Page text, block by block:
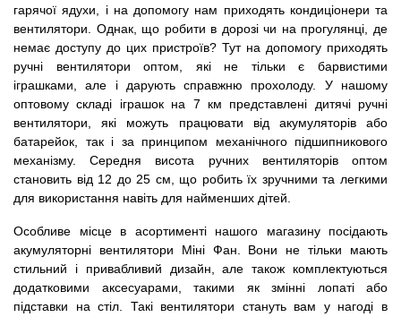
гарячої ядухи, і на допомогу нам приходять кондиціонери та
вентилятори. Однак, що робити в дорозі чи на прогулянці, де
немає доступу до цих пристроїв? Тут на допомогу приходять
ручні вентилятори оптом, які не тільки є барвистими
іграшками, але і дарують справжню прохолоду. У нашому
оптовому складі іграшок на 7 км представлені дитячі ручні
вентилятори, які можуть працювати від акумуляторів або
батарейок, так і за принципом механічного підшипникового
механізму. Середня висота ручних вентиляторів оптом
становить від 12 до 25 см, що робить їх зручними та легкими
для використання навіть для найменших дітей.
Особливе місце в асортименті нашого магазину посідають
акумуляторні вентилятори Міні Фан. Вони не тільки мають
стильний і привабливий дизайн, але також комплектуються
додатковими аксесуарами, такими як змінні лопаті або
підставки на стіл. Такі вентилятори стануть вам у нагоді в